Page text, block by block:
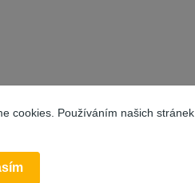
cookies. Používáním našich stránek